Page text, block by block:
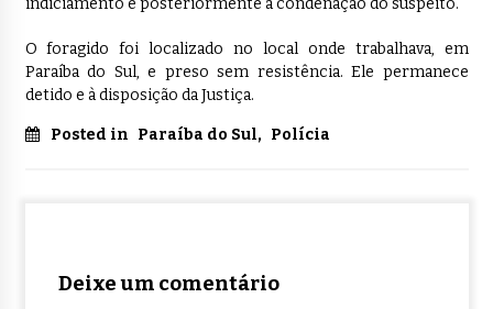
indiciamento e posteriormente à condenação do suspeito.
O foragido foi localizado no local onde trabalhava, em
Paraíba do Sul, e preso sem resistência. Ele permanece
detido e à disposição da Justiça.
Posted in Paraíba do Sul, Polícia
Deixe um comentário